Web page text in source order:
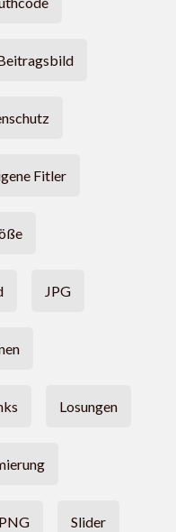
Fitler
JPG
Losungen
PNG Slider